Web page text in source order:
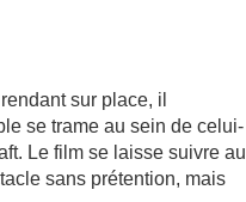
sur place, il
se trame au sein de celui-
Le film se laisse suivre au
sans prétention, mais